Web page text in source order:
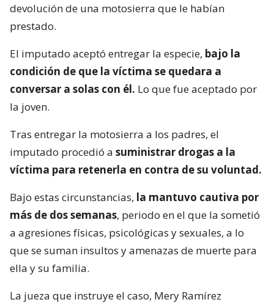
devolución de una motosierra que le habían
prestado.
El imputado aceptó entregar la especie, bajo la
condición de que la víctima se quedara a
conversar a solas con él. Lo que fue aceptado por
la joven.
Tras entregar la motosierra a los padres, el
imputado procedió a suministrar drogas a la
víctima para retenerla en contra de su voluntad.
Bajo estas circunstancias, la mantuvo cautiva por
más de dos semanas, periodo en el que la sometió
a agresiones físicas, psicológicas y sexuales, a lo
que se suman insultos y amenazas de muerte para
ella y su familia.
La jueza que instruye el caso, Mery Ramírez